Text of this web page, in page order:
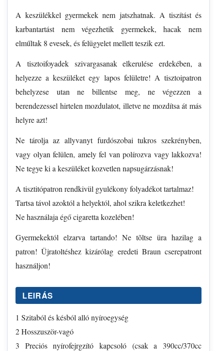
A keszülékkel gyermekek nem jatszhatnak. A tiszítást és
karbantartást nem végezhetik gyermekek, hacak nem
elműltak 8 evesek, és felügyelet mellett teszik ezt.
A tisztoifoyadek szivargasanak elkerulése erdekében, a
helyezze a keszüléket egy lapos felületre! A tisztoipatron
behelyzese utan ne billentse meg, ne végezzen a
berendezessel hirtelen mozdulatot, illetve ne mozdítsa át más
helyre azt!
Ne tárolja az allyvanyt furdószobai tukros szekrényben,
vagy olyan felülen, amely fel van polírozva vagy lakkozva!
Ne tegye ki a keszüléket kozvetlen napsugárzásnak!
A tisztitópatron rendkivül gyulékony folyadékot tartalmaz!
Tartsa távol azoktól a helyektól, ahol szikra keletkezhet!
Ne használaja égő cigaretta kozelében!
Gyermekektól elzarva tartando! Ne tõltse üra hazilag a
patron! Üjratoltéshez kizárólag eredeti Braun cserepatront
használjon!
LEIRÁS
1 Szitaból és késból alló nyíroegység
2 Hosszuször-vagó
3 Preciós nyírofejrgzító kapcsoló (csak a 390cc/370cc